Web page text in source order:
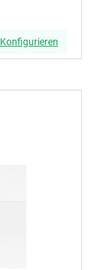
Konfigurieren